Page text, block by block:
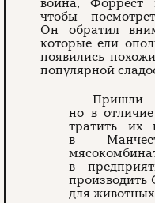
война, Форрест
чтобы
Он обратил
которые ели
появились
популярной
Пришли
но в
тратить их
в
в
производить
для